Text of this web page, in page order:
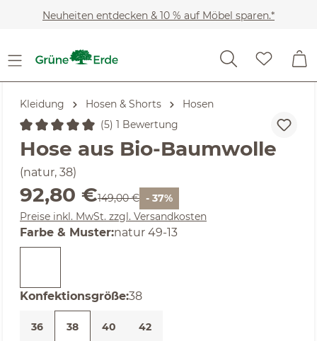
Zum Hauptinhalt springen
Neuheiten entdecken & 10 % auf Möbel sparen.*
Kleidung Hosen & Shorts Hosen
Durchschnittliche Bewertung von 5 von 5 Sternen
(5) 1 Bewertung
Hose aus Bio-Baumwolle
(natur, 38)
Verkaufspreis:
92,80 €Regulärer Preis:
149,00 € - 37%
Preise inkl. MwSt. zzgl. Versandkosten
Farbe & Musterauswählen
:natur 49-13
Konfektionsgrößeauswählen
:38
36 38 40
42